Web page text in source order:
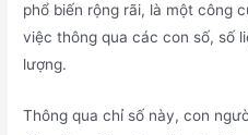
phổ biến rộng rãi, là một công
việc thông qua các con số, số
lượng.
Thông qua chỉ số này, con